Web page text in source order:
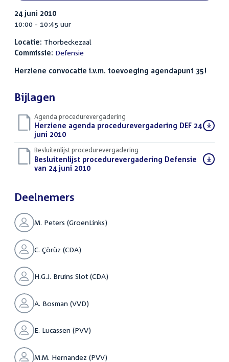
24 juni 2010
10:00 - 10:45 uur
Locatie: Thorbeckezaal
Commissie: Defensie
Herziene convocatie i.v.m. toevoeging agendapunt 35!
Bijlagen
Agenda procedurevergadering
Download
bestand:
Herziene agenda procedurevergadering DEF 24
juni 2010(PDF)
Besluitenlijst procedurevergadering
Download
bestand:
Besluitenlijst procedurevergadering Defensie
van 24 juni 2010(PDF)
Deelnemers
M. Peters (GroenLinks)
C. Çörüz (CDA)
H.G.J. Bruins Slot (CDA)
A. Bosman (VVD)
E. Lucassen (PVV)
M.M. Hernandez (PVV)